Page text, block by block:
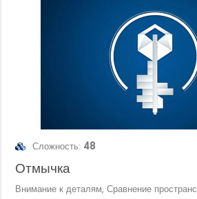
Сложность: 48
Отмычка
Внимание к деталям, Сравнение